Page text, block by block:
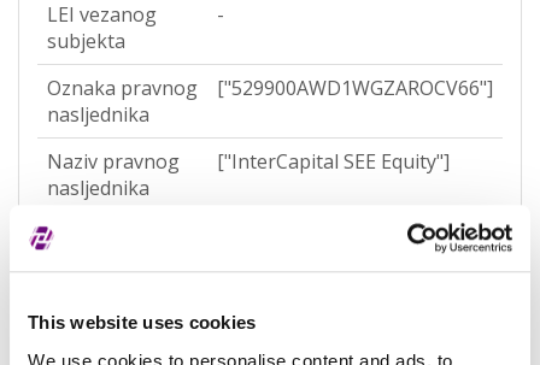
This website uses cookies
We use cookies to personalise content and ads, to
LEI vezanog
subjekta
-
Oznaka pravnog
nasljednika
["529900AWD1WGZAROCV66"]
Naziv pravnog
nasljednika
["InterCapital SEE Equity"]
Potvrđeno kod
Registar fondova (HANFA)
registra